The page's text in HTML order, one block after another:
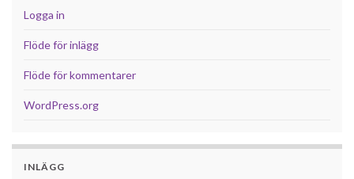
Logga in
Flöde för inlägg
Flöde för kommentarer
WordPress.org
INLÄGG